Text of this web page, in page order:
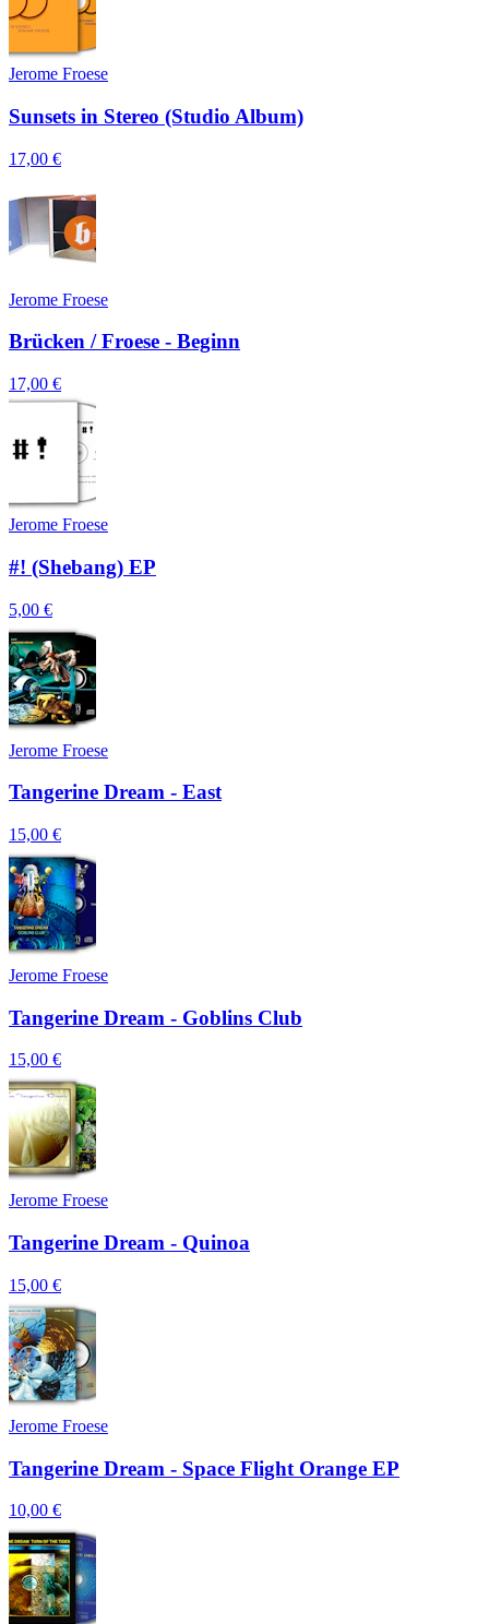
Jerome Froese
Sunsets in Stereo (Studio Album)
17,00 €
Jerome Froese
Brücken / Froese - Beginn
17,00 €
Jerome Froese
#! (Shebang) EP
5,00 €
Jerome Froese
Tangerine Dream - East
15,00 €
Jerome Froese
Tangerine Dream - Goblins Club
15,00 €
Jerome Froese
Tangerine Dream - Quinoa
15,00 €
Jerome Froese
Tangerine Dream - Space Flight Orange EP
10,00 €